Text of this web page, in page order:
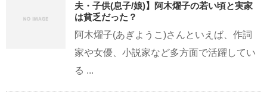
夫・子供(息子/娘)】阿木燿子の若い頃と実家
は貧乏だった？
阿木燿子(あぎようこ)さんといえば、作詞
家や女優、小説家など多方面で活躍してい
る ...